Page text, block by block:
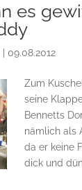
es
|09.08.2012
Zum
seine
Bennetts
nämlich als
da er keine
dick und